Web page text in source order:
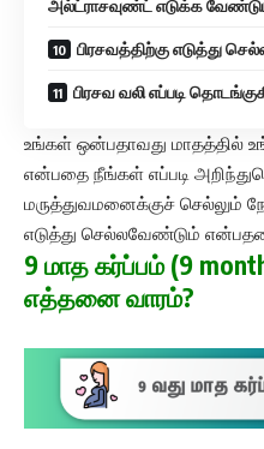
அல்ட்ராசவுண்ட் எடுக்க
பிரசவத்திற்கு எடுத்து
பிரசவ வலி எப்படி
உங்கள் ஒன்பதாவது மாதத்தில்
என்பதை நீங்கள் எப்படி
மருத்துவமனைக்குச் செல்லும்
எடுத்து செல்லவேண்டும்
9 மாத கர்ப்பம் (9
எத்தனை வாரம்?